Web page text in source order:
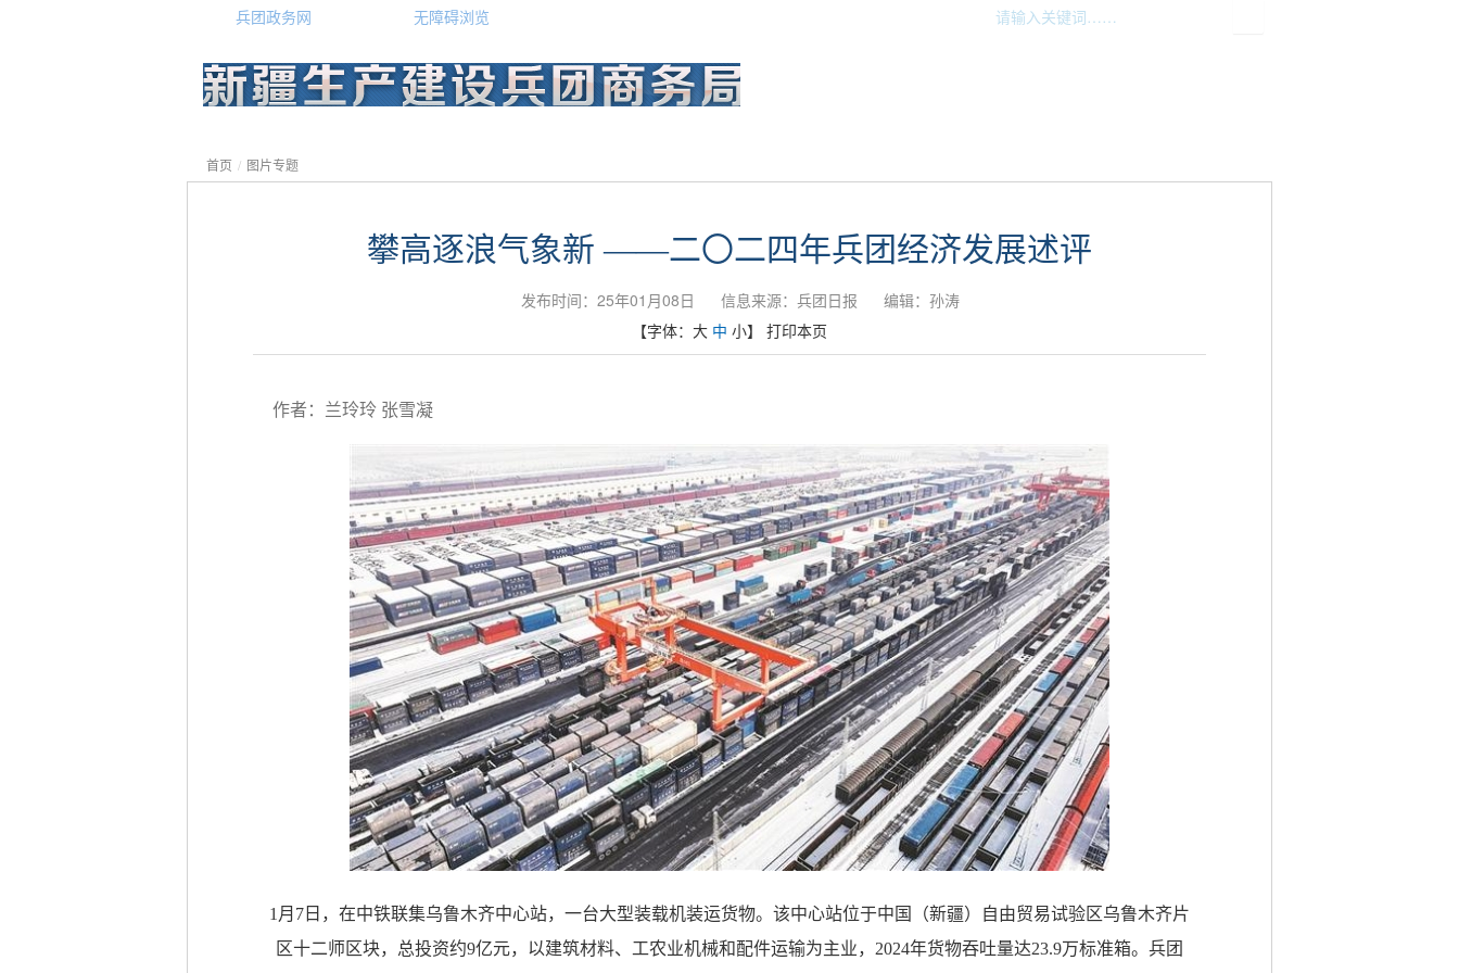
兵团政务网 无障碍浏览
首页 / 图片专题
攀高逐浪气象新 ——二〇二四年兵团经济发展述评
发布时间：25年01月08日 信息来源：兵团日报
编辑：孙涛
【字体： 大 中 小】 打印本页
作者：兰玲玲 张雪凝
1月7日，在中铁联集乌鲁木齐中心站，一台大型装载机装运货物。该中心站位于中国（新疆）自由贸易试验区乌鲁木齐片
区十二师区块，总投资约9亿元，以建筑材料、工农业机械和配件运输为主业，2024年货物吞吐量达23.9万标准箱。兵团